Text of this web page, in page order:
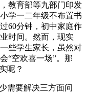
教育部等九部门印发
学一二年级不布置书
60分钟，初中家庭作
时间。然而，现实
些学生家长，虽然对
“空欢喜一场”。那
呢？
需要解决三方面问